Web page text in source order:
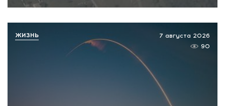
7 августа 2026
90
ЖИЗНЬ